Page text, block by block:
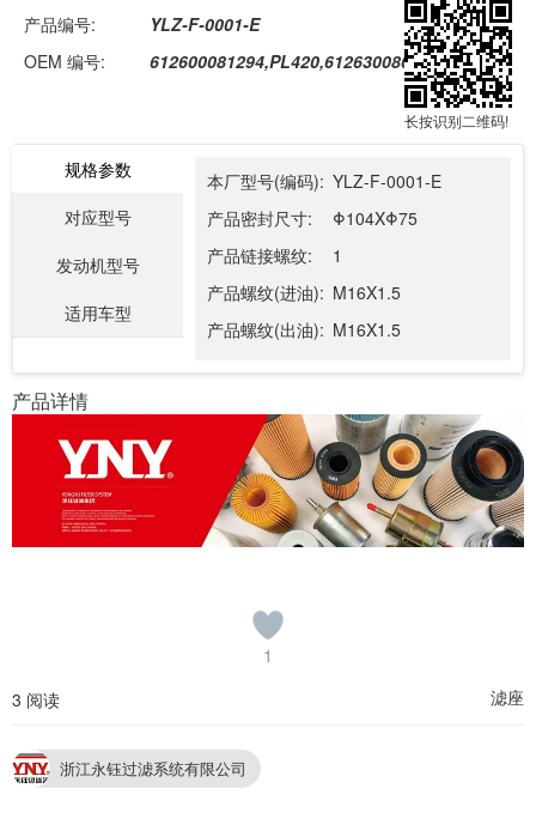
产品编号:
YLZ-F-0001-E
OEM 编号:
612600081294,PL420,612630080088
长按识别二维码!
规格参数
对应型号
发动机型号
适用车型
本厂型号(编码): YLZ-F-0001-E
产品密封尺寸:
Φ104XΦ75
产品链接螺纹:
1
产品螺纹(进油): M16X1.5
产品螺纹(出油): M16X1.5
产品详情
1
3 阅读
滤座
浙江永钰过滤系统有限公司